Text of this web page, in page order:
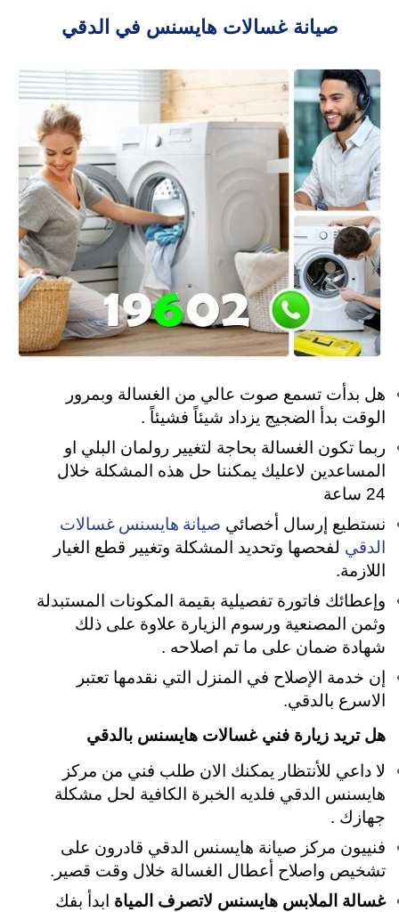
صيانة غسالات هايسنس في الدقي
هل بدأت تسمع صوت عالي من الغسالة وبمرور
الوقت بدأ الضجيج يزداد شيئاً فشيئاً .
ربما تكون الغسالة بحاجة لتغيير رولمان البلي او
المساعدين لاعليك يمكننا حل هذه المشكلة خلال
24 ساعة
نستطيع إرسال أخصائي صيانة هايسنس غسالات
الدقي لفحصها وتحديد المشكلة وتغيير قطع الغيار
اللازمة.
وإعطائك فاتورة تفصيلية بقيمة المكونات المستبدلة
وثمن المصنعية ورسوم الزيارة علاوة على ذلك
شهادة ضمان على ما تم اصلاحه .
إن خدمة الإصلاح في المنزل التي نقدمها تعتبر
الاسرع بالدقي.
هل تريد زيارة فني غسالات هايسنس بالدقي
لا داعي للأنتظار يمكنك الان طلب فني من مركز
هايسنس الدقي فلديه الخبرة الكافية لحل مشكلة
جهازك .
فنييون مركز صيانة هايسنس الدقي قادرون على
تشخيص واصلاح أعطال الغسالة خلال وقت قصير.
غسالة الملابس هايسنس لاتصرف المياة ابدأ بفك